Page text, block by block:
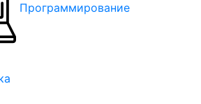
Программирование